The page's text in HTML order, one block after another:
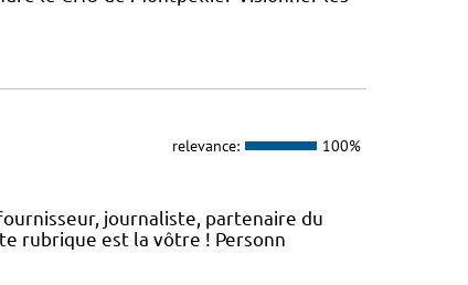
relevance: 100%
journaliste, partenaire du
rubrique est la vôtre ! Personn